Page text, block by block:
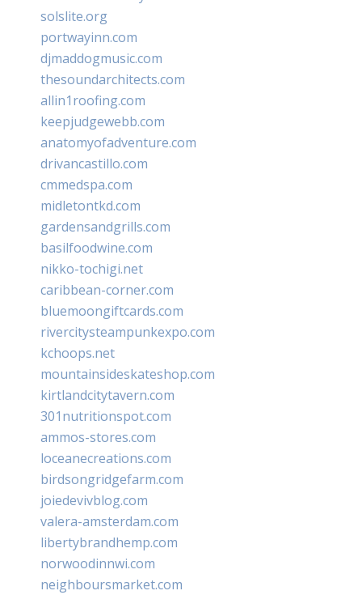
solslite.org
portwayinn.com
djmaddogmusic.com
thesoundarchitects.com
allin1roofing.com
keepjudgewebb.com
anatomyofadventure.com
drivancastillo.com
cmmedspa.com
midletontkd.com
gardensandgrills.com
basilfoodwine.com
nikko-tochigi.net
caribbean-corner.com
bluemoongiftcards.com
rivercitysteampunkexpo.com
kchoops.net
mountainsideskateshop.com
kirtlandcitytavern.com
301nutritionspot.com
ammos-stores.com
loceanecreations.com
birdsongridgefarm.com
joiedevivblog.com
valera-amsterdam.com
libertybrandhemp.com
norwoodinnwi.com
neighboursmarket.com